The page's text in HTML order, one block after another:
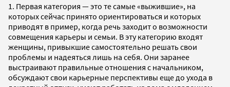
1. Первая категория — это те самые «выжившие», на
которых сейчас принято ориентироваться и которых
приводят в пример, когда речь заходит о возможности
совмещения карьеры и семьи. В эту категорию входят
женщины, привыкшие самостоятельно решать свои
проблемы и надеяться лишь на себя. Они заранее
выстраивают правильные отношения с начальником,
обсуждают свои карьерные перспективы еще до ухода в